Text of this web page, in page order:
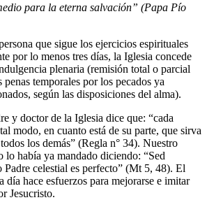
para la eterna salvación” (Papa Pío
que sigue los ejercicios espirituales
por lo menos tres días, la Iglesia concede
plenaria (remisión total o parcial
penas temporales por los pecados ya
según las disposiciones del alma).
y doctor de la Iglesia dice que: “cada
modo, en cuanto está de su parte, que sirva
los demás” (Regla n° 34). Nuestro
lo había ya mandado diciendo: “Sed
Padre celestial es perfecto” (Mt 5, 48). El
día hace esfuerzos para mejorarse e imitar
Jesucristo.